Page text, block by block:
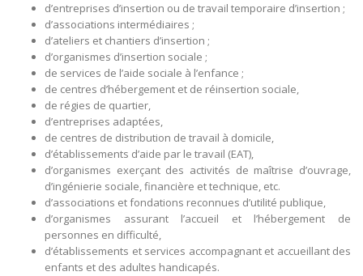
d’entreprises d’insertion ou de travail temporaire d’insertion ;
d’associations intermédiaires ;
d’ateliers et chantiers d’insertion ;
d’organismes d’insertion sociale ;
de services de l’aide sociale à l’enfance ;
de centres d’hébergement et de réinsertion sociale,
de régies de quartier,
d’entreprises adaptées,
de centres de distribution de travail à domicile,
d’établissements d’aide par le travail (EAT),
d’organismes exerçant des activités de maîtrise d’ouvrage,
d’ingénierie sociale, financière et technique, etc.
d’associations et fondations reconnues d’utilité publique,
d’organismes assurant l’accueil et l’hébergement de
personnes en difficulté,
d’établissements et services accompagnant et accueillant des
enfants et des adultes handicapés.